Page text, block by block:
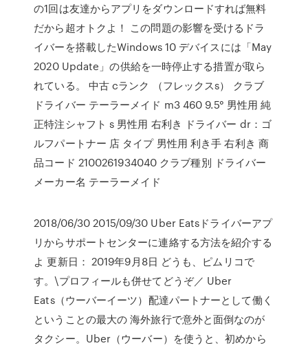
の1回は友達からアプリをダウンロードすれば無料
だから超オトクよ！ この問題の影響を受けるドラ
イバーを搭載したWindows 10 デバイスには「May
2020 Update」の供給を一時停止する措置が取ら
れている。 中古 cランク （フレックスs） クラブ
ドライバー テーラーメイド m3 460 9.5° 男性用 純
正特注シャフト s 男性用 右利き ドライバー dr：ゴ
ルフパートナー 店 タイプ 男性用 利き手 右利き 商
品コード 2100261934040 クラブ種別 ドライバー
メーカー名 テーラーメイド
2018/06/30 2015/09/30 Uber Eatsドライバーアプ
リからサポートセンターに連絡する方法を紹介する
よ 更新日： 2019年9月8日 どうも、ピムリコで
す。\プロフィールも併せてどうぞ／ Uber
Eats（ウーバーイーツ）配達パートナーとして働く
ということの最大の 海外旅行で意外と面倒なのが
タクシー。Uber（ウーバー）を使うと、初めから